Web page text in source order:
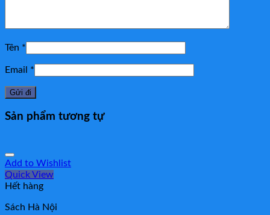
Tên *
Email *
Sản phẩm tương tự
Add to Wishlist
Quick View
Hết hàng
Sách Hà Nội